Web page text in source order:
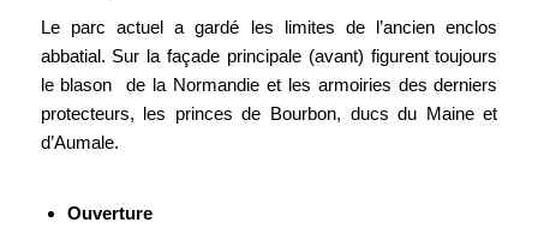
Le parc actuel a gardé les limites de l’ancien enclos
abbatial. Sur la façade principale (avant) figurent toujours
le blason de la Normandie et les armoiries des derniers
protecteurs, les princes de Bourbon, ducs du Maine et
d’Aumale.
Ouverture